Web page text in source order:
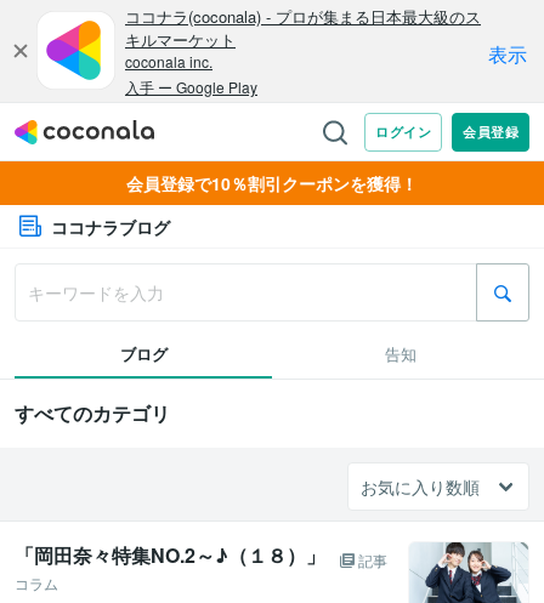
会員登録で10％割引クーポンを獲得！
ココナラブログ
ブログ 告知
すべてのカテゴリ
「岡田奈々特集NO.2～♪（１８）」
記事
コラム